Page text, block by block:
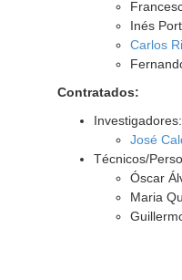
Inés
Carlos
Contratados:
Investigadores:
José
Técnicos/
Óscar
Maria